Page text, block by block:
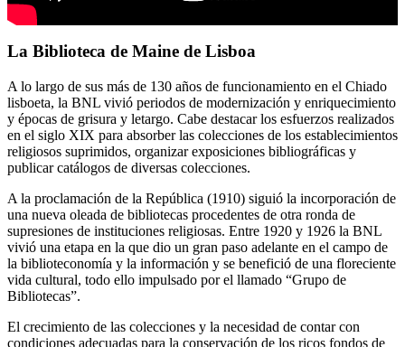
La Biblioteca de Maine de Lisboa
A lo largo de sus más de 130 años de funcionamiento en el Chiado
lisboeta, la BNL vivió periodos de modernización y enriquecimiento
y épocas de grisura y letargo. Cabe destacar los esfuerzos realizados
en el siglo XIX para absorber las colecciones de los establecimientos
religiosos suprimidos, organizar exposiciones bibliográficas y
publicar catálogos de diversas colecciones.
A la proclamación de la República (1910) siguió la incorporación de
una nueva oleada de bibliotecas procedentes de otra ronda de
supresiones de instituciones religiosas. Entre 1920 y 1926 la BNL
vivió una etapa en la que dio un gran paso adelante en el campo de
la biblioteconomía y la información y se benefició de una floreciente
vida cultural, todo ello impulsado por el llamado “Grupo de
Bibliotecas”.
El crecimiento de las colecciones y la necesidad de contar con
condiciones adecuadas para la conservación de los ricos fondos de